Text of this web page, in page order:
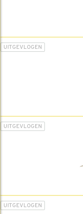
UITGEVLOGEN
UITGEVLOGEN
UITGEVLOGEN